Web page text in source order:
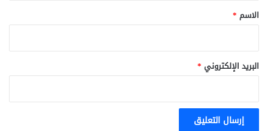
*
الاسم *
البريد الإلكتروني *